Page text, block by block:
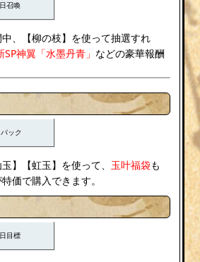
召喚
中、【柳の枝 】を使って抽選すれ
SP神翼「水墨丹青」
などの豪華報酬
ック
】【虹玉】を使って、 玉叶福袋も
価で購入できます。
目標